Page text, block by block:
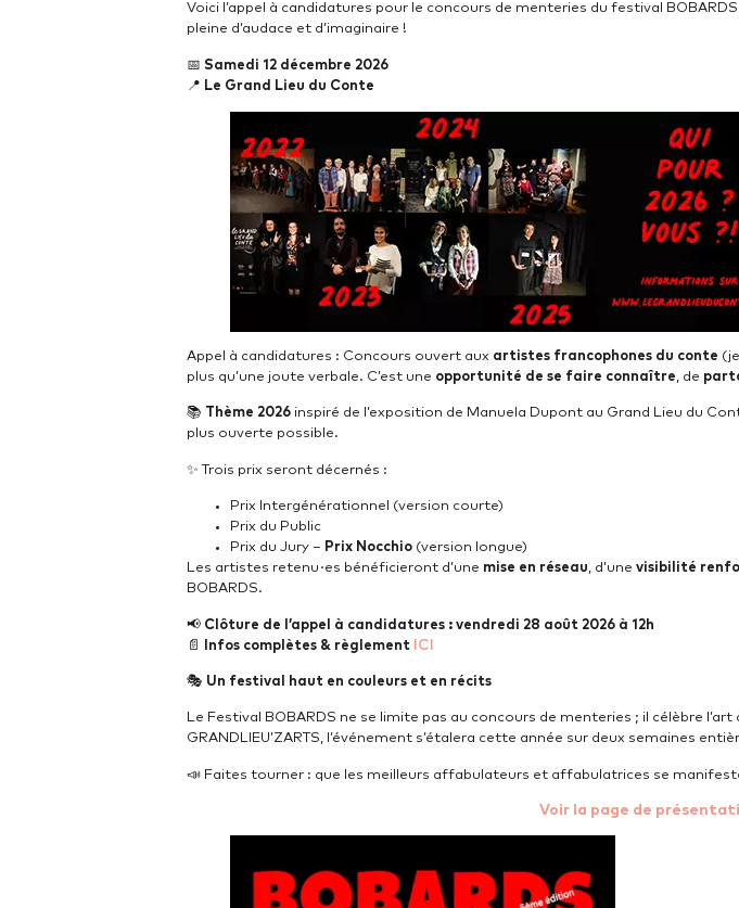
Voici l’appel à candidatures pour le concours de menteries du festival BOBARDS
pleine d’audace et d’imaginaire !
📅 Samedi 12 décembre 2026
📍 Le Grand Lieu du Conte
Appel à candidatures : Concours ouvert aux artistes francophones du conte
plus qu’une joute verbale. C’est une opportunité de se faire connaître, de
📚 Thème 2026 inspiré de l’exposition de Manuela Dupont au Grand Lieu du
plus ouverte possible.
✨ Trois prix seront décernés :
Prix Intergénérationnel (version courte)
Prix du Public
Prix du Jury – Prix Nocchio (version longue)
Les artistes retenu·es bénéficieront d’une mise en réseau, d’une visibilité
BOBARDS.
📢 Clôture de l’appel à candidatures : vendredi 28 août 2026 à 12h
📄
Infos complètes & règlement ICI
🎭 Un festival haut en couleurs et en récits
Le Festival BOBARDS ne se limite pas au concours de menteries ; il célèbre
GRANDLIEU’ZARTS, l’événement s’étalera cette année sur deux semaines
📣 Faites tourner : que les meilleurs affabulateurs et affabulatrices se
Voir la page de